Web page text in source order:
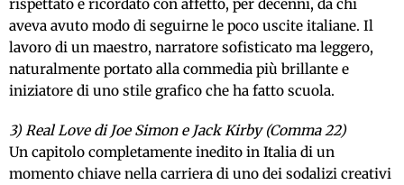
rispettato e ricordato con affetto, per decenni, da chi
aveva avuto modo di seguirne le poco uscite italiane. Il
lavoro di un maestro, narratore sofisticato ma leggero,
naturalmente portato alla commedia più brillante e
iniziatore di uno stile grafico che ha fatto scuola.
3) Real Love di Joe Simon e Jack Kirby (Comma 22)
Un capitolo completamente inedito in Italia di un
momento chiave nella carriera di uno dei sodalizi creativi